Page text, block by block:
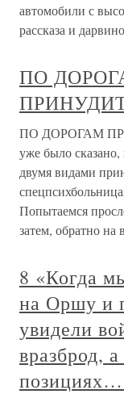
автомобили с
рассказа и
ПО
ПО ДОРОГАМ
уже было сказано,
двумя видами
Попытаемся
затем, обратно
8 «Когда
на Оршу и
увидели
вразброд,